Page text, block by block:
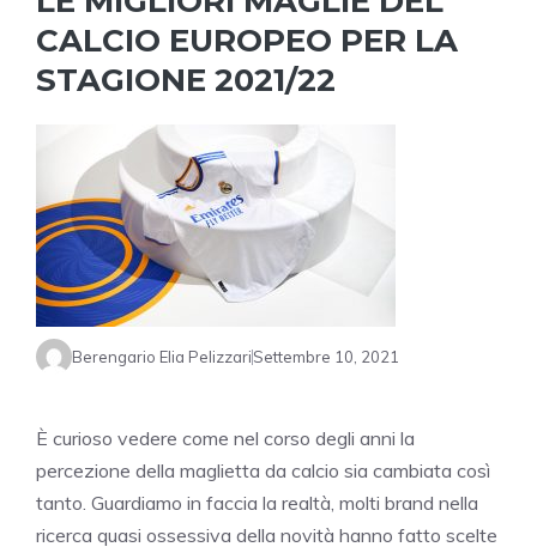
CALCIO EUROPEO PER LA
STAGIONE 2021/22
Berengario Elia PelizzariSettembre 10, 2021
È curioso vedere come nel corso degli anni la
percezione della maglietta da calcio sia cambiata così
tanto. Guardiamo in faccia la realtà, molti brand nella
ricerca quasi ossessiva della novità hanno fatto scelte